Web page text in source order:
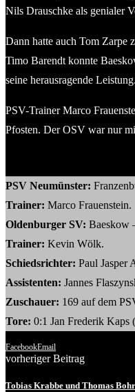
Nils Drauschke als genialer
Dann hatte auch Tom Zarpe
Timo Barendt konnte
seine herausragende
PSV-Trainer Marco
Pfosten. Der OSV war nur
PSV Neumünster:
Trainer: Marco Frauenstein.
Oldenburger SV: Baeskow
Trainer: Kevin Wölk.
Schiedsrichter: Paul Jasper
Assistenten: Jannes
Zuschauer: 169 auf dem
Tore: 0:1 Jan Frederik
FacebookEmail
vorheriger Beitrag
Tobias Krabbe und Thomas